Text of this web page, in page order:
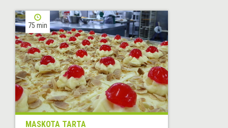
75 min
MASKOTA TARTA